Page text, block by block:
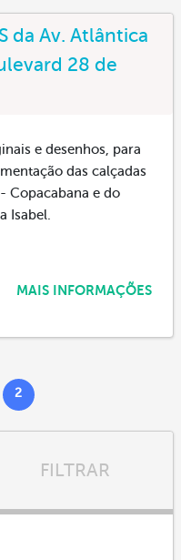
da Av. Atlântica
28 de
e desenhos, para
das calçadas
Copacabana e do
Isabel.
MAIS INFORMAÇÕES
2
FILTRAR